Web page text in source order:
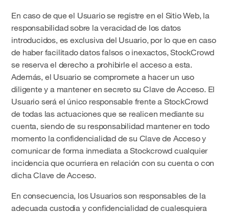
En caso de que el Usuario se registre en el Sitio Web, la
responsabilidad sobre la veracidad de los datos
introducidos, es exclusiva del Usuario, por lo que en caso
de haber facilitado datos falsos o inexactos, StockCrowd
se reserva el derecho a prohibirle el acceso a esta.
Además, el Usuario se compromete a hacer un uso
diligente y a mantener en secreto su Clave de Acceso. El
Usuario será el único responsable frente a StockCrowd
de todas las actuaciones que se realicen mediante su
cuenta, siendo de su responsabilidad mantener en todo
momento la confidencialidad de su Clave de Acceso y
comunicar de forma inmediata a Stockcrowd cualquier
incidencia que ocurriera en relación con su cuenta o con
dicha Clave de Acceso.
En consecuencia, los Usuarios son responsables de la
adecuada custodia y confidencialidad de cualesquiera